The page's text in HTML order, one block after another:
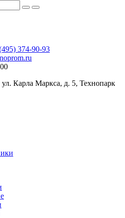
374-90-93
ул. Карла Маркса, д. 5, Технопарк